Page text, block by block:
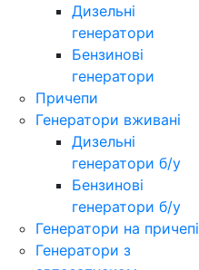
Дизельні
генератори
Бензинові
генератори
Причепи
Генератори вживані
Дизельні
генератори б/у
Бензинові
генератори б/у
Генератори на причепі
Генератори з